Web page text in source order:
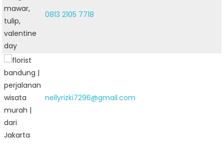
0813 2105 7718
nellyrizki7296@gmail.com